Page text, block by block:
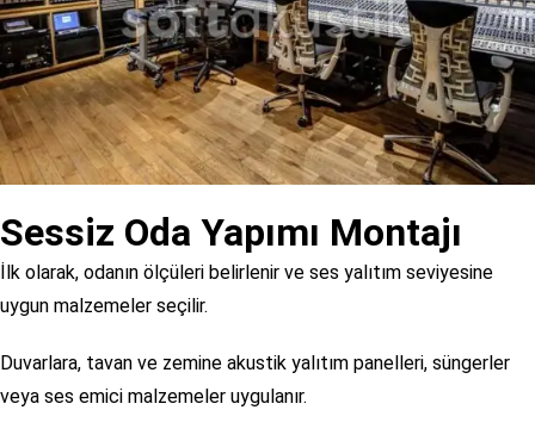
Sessiz Oda Yapımı Montajı
İlk olarak, odanın ölçüleri belirlenir ve ses yalıtım seviyesine
uygun malzemeler seçilir.
Duvarlara, tavan ve zemine akustik yalıtım panelleri, süngerler
veya ses emici malzemeler uygulanır.